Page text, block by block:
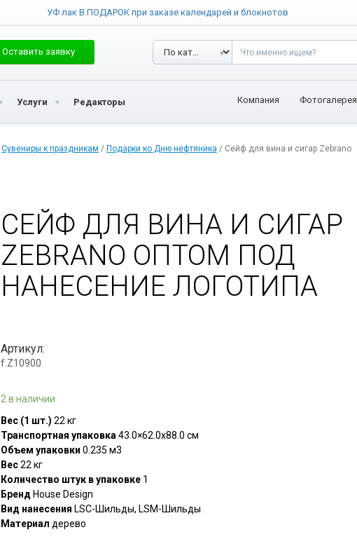
УФ лак В ПОДАРОК при заказе календарей и блокнотов
Оставить заявку
Услуги Редакторы Компания Фотогалерея
Сувениры к праздникам / Подарки ко Дню нефтяника / Сейф для вина и сигар Zebrano
СЕЙФ ДЛЯ ВИНА И СИГАР
ZEBRANO ОПТОМ ПОД
НАНЕСЕНИЕ ЛОГОТИПА
Артикул:
f.Z10900
2 в наличии
Вес (1 шт.) 22 кг
Транспортная упаковка 43.0×62.0x88.0 см
Объем упаковки 0.235 м3
Вес22 кг
Количество штук в упаковке 1
Бренд House Design
Вид нанесения LSC-Шильды, LSM-Шильды
Материал дерево